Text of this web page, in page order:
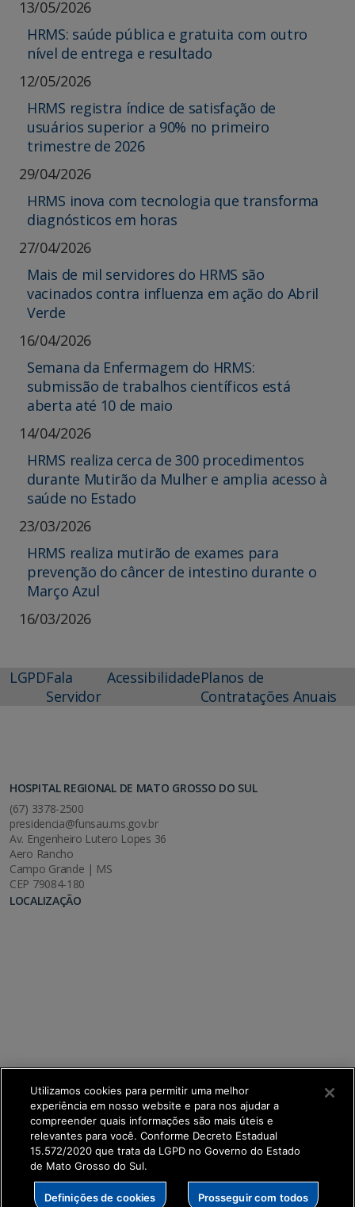
13/05/2026
HRMS: saúde pública e gratuita com outro
nível de entrega e resultado
12/05/2026
HRMS registra índice de satisfação de
usuários superior a 90% no primeiro
trimestre de 2026
29/04/2026
HRMS inova com tecnologia que transforma
diagnósticos em horas
27/04/2026
Mais de mil servidores do HRMS são
vacinados contra influenza em ação do Abril
Verde
16/04/2026
Semana da Enfermagem do HRMS:
submissão de trabalhos científicos está
aberta até 10 de maio
14/04/2026
HRMS realiza cerca de 300 procedimentos
durante Mutirão da Mulher e amplia acesso à
saúde no Estado
23/03/2026
HRMS realiza mutirão de exames para
prevenção do câncer de intestino durante o
Março Azul
16/03/2026
LGPDFala
Servidor
AcessibilidadePlanos de
Contratações Anuais
HOSPITAL REGIONAL DE MATO GROSSO DO SUL
(67) 3378-2500
presidencia@funsau.ms.gov.br
Av. Engenheiro Lutero Lopes 36
Aero Rancho
Campo Grande | MS
CEP 79084-180
LOCALIZAÇÃO
SETDIG | Secretaria-Executiva de Transformação
Digital
Utilizamos cookies para permitir uma melhor
experiência em nosso website e para nos ajudar a
compreender quais informações são mais úteis e
relevantes para você. Conforme Decreto Estadual
15.572/2020 que trata da LGPD no Governo do Estado
de Mato Grosso do Sul.
Definições de cookies Prosseguir com todos